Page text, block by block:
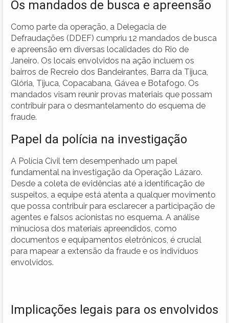
Os mandados de busca e apreensão
Como parte da operação, a Delegacia de
Defraudações (DDEF) cumpriu 12 mandados de busca
e apreensão em diversas localidades do Rio de
Janeiro. Os locais envolvidos na ação incluem os
bairros de Recreio dos Bandeirantes, Barra da Tijuca,
Glória, Tijuca, Copacabana, Gávea e Botafogo. Os
mandados visam reunir provas materiais que possam
contribuir para o desmantelamento do esquema de
fraude.
Papel da polícia na investigação
A Polícia Civil tem desempenhado um papel
fundamental na investigação da Operação Lázaro.
Desde a coleta de evidências até a identificação de
suspeitos, a equipe está atenta a qualquer movimento
que possa contribuir para esclarecer a participação de
agentes e falsos acionistas no esquema. A análise
minuciosa dos materiais apreendidos, como
documentos e equipamentos eletrônicos, é crucial
para mapear a extensão da fraude e os indivíduos
envolvidos.
Implicações legais para os envolvidos